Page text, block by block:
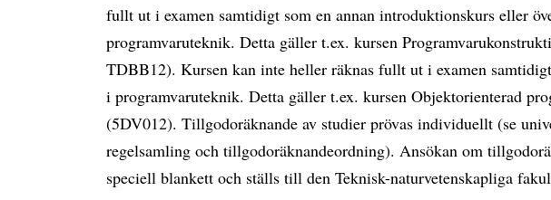
fullt ut i examen samtidigt som en annan introduktionskurs eller
programvaruteknik. Detta gäller t.ex. kursen
TDBB12). Kursen kan inte heller räknas fullt ut i examen
i programvaruteknik. Detta gäller t.ex. kursen Objektorienterad
(5DV012). Tillgodoräknande av studier prövas individuellt (se
regelsamling och tillgodoräknandeordning). Ansökan om
speciell blankett och ställs till den Teknisk-naturvetenskapliga